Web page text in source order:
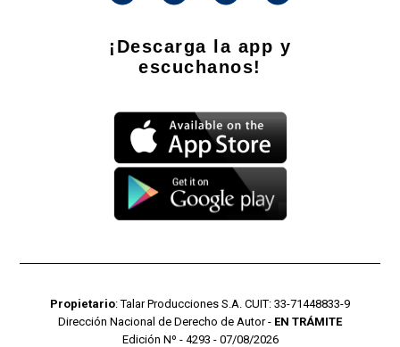
¡Descarga la app y
escuchanos!
Propietario: Talar Producciones S.A. CUIT: 33-71448833-9
Dirección Nacional de Derecho de Autor - EN TRÁMITE
Edición Nº - 4293 - 07/08/2026